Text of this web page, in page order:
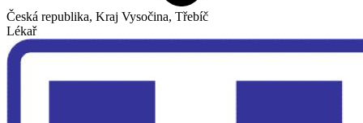
Česká republika, Kraj Vysočina, Třebíč
Lékař